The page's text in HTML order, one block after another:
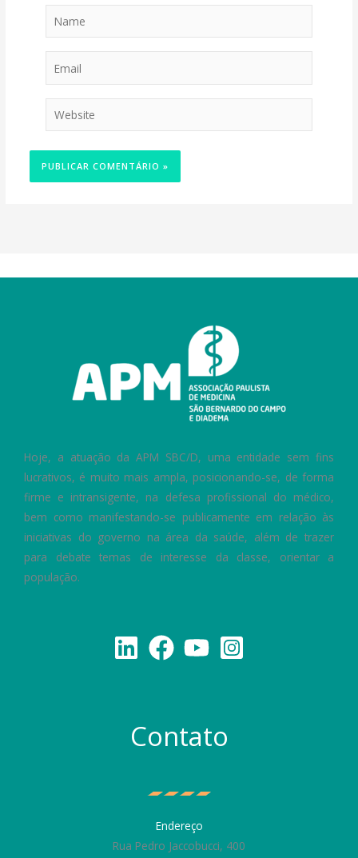
Name
Website
Hoje, a atuação da APM SBC/D, uma entidade sem fins
lucrativos, é muito mais ampla, posicionando-se, de forma
firme e intransigente, na defesa profissional do médico,
bem como manifestando-se publicamente em relação às
iniciativas do governo na área da saúde, além de trazer
para debate temas de interesse da classe, orientar a
população.
Contato
Endereço
Rua Pedro Jaccobucci, 400